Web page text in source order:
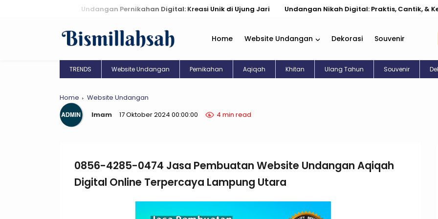
Undangan Pernikahan Digital: Kreasi Unik di Ujung Jari Undangan Nikah Digital: Praktis, Cantik, & Kekinian
Home Website Undangan Dekorasi Souvenir
TRENDS Website Undangan Pernikahan Aqiqah Khitan Ulang Tahun Souvenir
Home
Website Undangan
Imam
17 Oktober 2024 00:00:00 4 min read
0856-4285-0474 Jasa Pembuatan Website Undangan Aqiqah
Digital Online Terpercaya Lampung Utara